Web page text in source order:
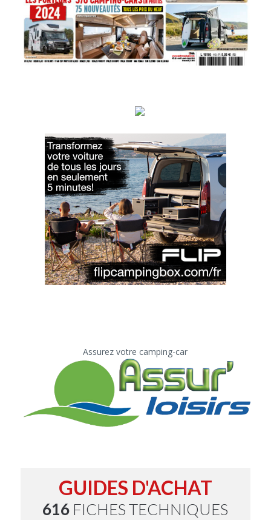
Assurez votre camping-car
GUIDES D'ACHAT
616 FICHES TECHNIQUES